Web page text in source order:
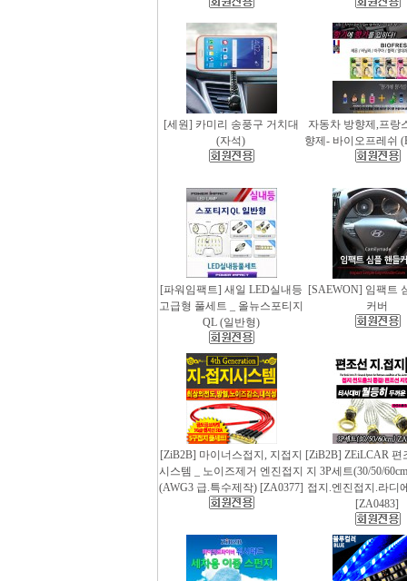
[세원] 카미리 송풍구 거치대
(자석)
자동차 방향제,프랑
향제- 바이오프레쉬
[파워임팩트] 새일 LED실내등
고급형 풀세트 _ 올뉴스포티지
QL (일반형)
[SAEWON] 임팩트
커버
[ZiB2B] 마이너스접지, 지접지
시스템 _ 노이즈제거 엔진접지
(AWG3 급.특수제작) [ZA0377]
[ZiB2B] ZEiLCAR 편
지 3P세트(30/50/
접지.엔진접지.라디
[ZA0483]